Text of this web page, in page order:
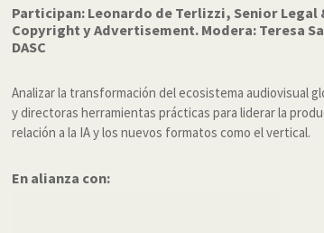
Participan: Leonardo de Terlizzi, Senior
Copyright y Advertisement. Modera: Teresa
DASC
Analizar la transformación del ecosistema audiovisual
y directoras herramientas prácticas para liderar la
relación a la IA y los nuevos formatos como el vertical.
En alianza con: